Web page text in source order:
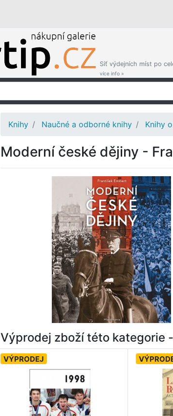
Síť výdejních míst po
více info »
Knihy Naučné a odborné knihy Knihy
Moderní české dějiny -
Výprodej zboží této kategorie
VÝPRODEJ